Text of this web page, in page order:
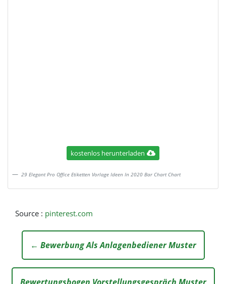
kostenlos herunterladen
29 Elegant Pro Office Etiketten Vorlage Ideen In 2020 Bar Chart Chart
Source : pinterest.com
← Bewerbung Als Anlagenbediener Muster